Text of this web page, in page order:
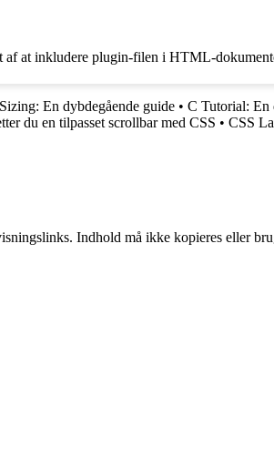
af at inkludere plugin-filen i HTML-
En dybdegående guide • C Tutorial: En
du en tilpasset scrollbar med CSS • CSS
Indhold må ikke kopieres eller